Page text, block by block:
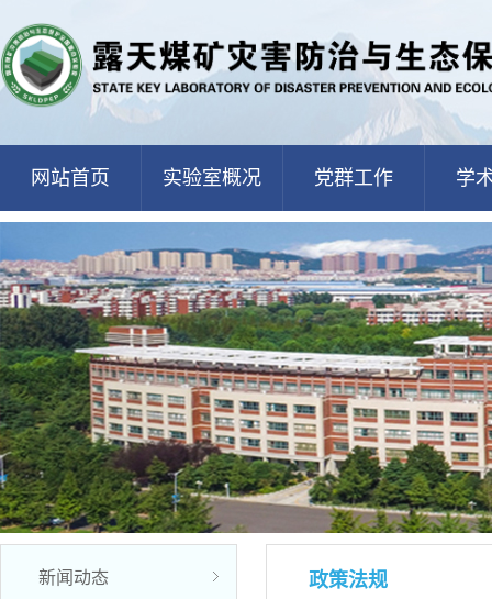
网站首页 实验室概况 党群工作 学
新闻动态 政策法规